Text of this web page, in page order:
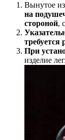
Вынутое
на
стороной,
требуется
При
изделие